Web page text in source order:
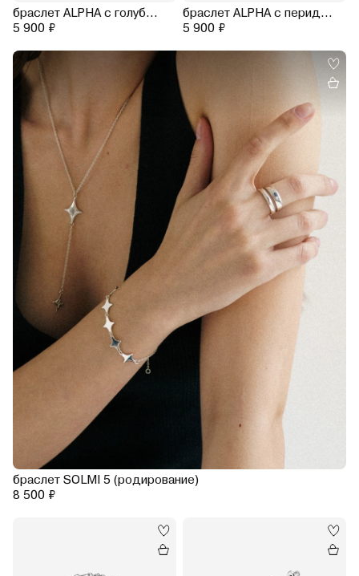
браслет ALPHA с голубым топазом (родирование)
5 900 ₽
браслет ALPHA с перидотом (родирование)
5 900 ₽
браслет SOLMI 5 (родирование)
8 500 ₽